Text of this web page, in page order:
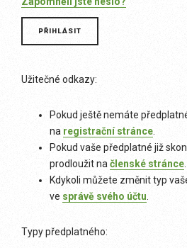
Užitečné odkazy:
Pokud ještě nemáte
na registrační stránce
Pokud vaše předplatné již
prodloužit na členské stránce
Kdykoli můžete změnit typ
ve správě svého účtu
Typy předplatného: